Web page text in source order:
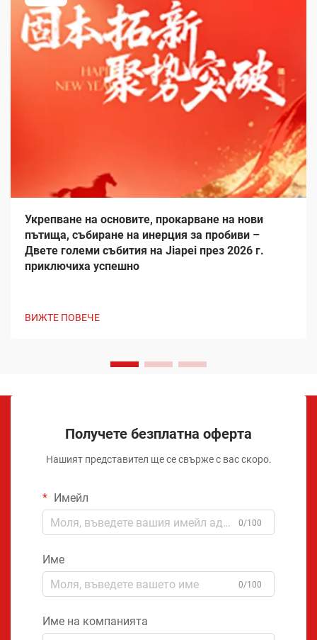
Укрепване на основите, прокарване на нови
пътища, събиране на инерция за пробиви –
Двете големи събития на Jiapei през 2026 г.
приключиха успешно
ВИЖТЕ ПОВЕЧЕ
Получете безплатна оферта
Нашият представител ще се свърже с вас скоро.
Имейл
0/100
Име
0/100
Име на компанията